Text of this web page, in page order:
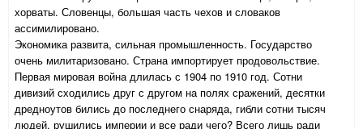
хорваты. Словенцы, большая часть чехов и словаков
ассимилировано.
Экономика развита, сильная промышленность. Государство
очень милитаризовано. Страна импортирует продовольствие.
Первая мировая война длилась с 1904 по 1910 год. Сотни
дивизий сходились друг с другом на полях сражений, десятки
дредноутов бились до последнего снаряда, гибли сотни тысяч
людей, рушились империи и все ради чего? Всего лишь ради